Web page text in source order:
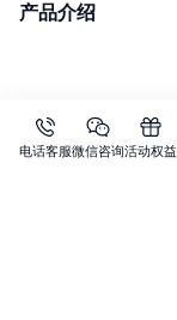
产品介绍
电话客服微信咨询活动权益